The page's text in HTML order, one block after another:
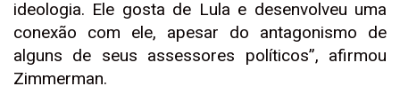
ideologia. Ele gosta de Lula e desenvolveu uma
conexão com ele, apesar do antagonismo de
alguns de seus assessores políticos”, afirmou
Zimmerman.